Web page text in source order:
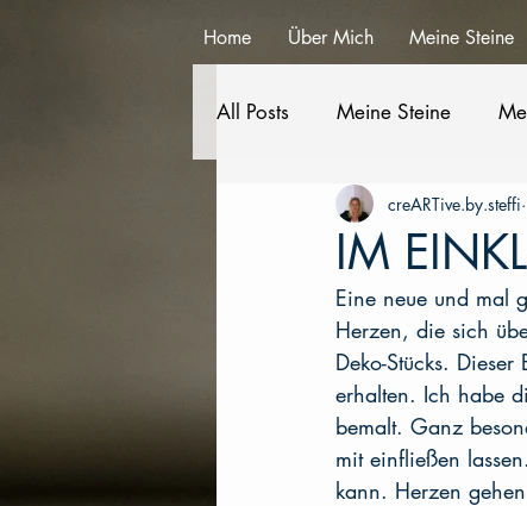
Home Über Mich Meine Steine
All Posts Meine Steine
IM
creARTive.by.steffi
Eine neue und mal
Herzen, die sich
Deko-Stücks.
erhalten. Ich habe
bemalt. Ganz
mit einfließen
kann. Herzen